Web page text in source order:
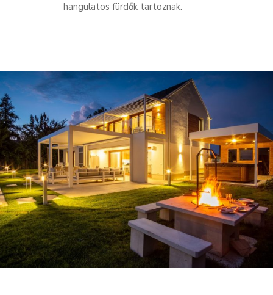
hangulatos fürdők tartoznak.